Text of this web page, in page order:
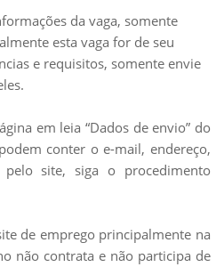
da vaga, somente
esta vaga for de seu
e requisitos, somente envie
em leia “Dados de envio” do
conter o e-mail, endereço,
site, siga o procedimento
de emprego principalmente na
não contrata e não participa de